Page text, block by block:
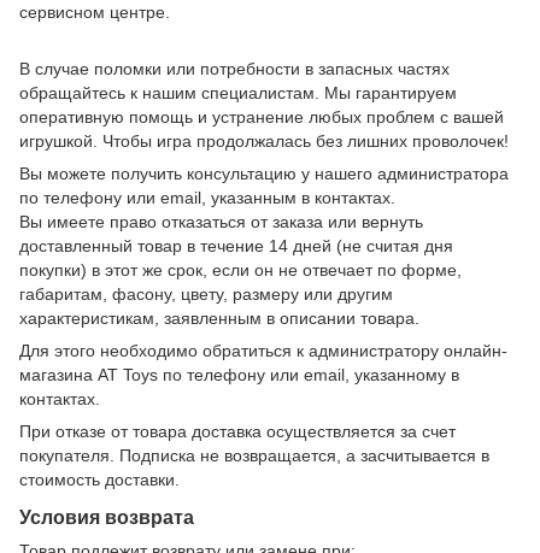
сервисном центре.
В случае поломки или потребности в запасных частях
обращайтесь к нашим специалистам. Мы гарантируем
оперативную помощь и устранение любых проблем с вашей
игрушкой. Чтобы игра продолжалась без лишних проволочек!
Вы можете получить консультацию у нашего администратора
по телефону или email, указанным в контактах.
Вы имеете право отказаться от заказа или вернуть
доставленный товар в течение 14 дней (не считая дня
покупки) в этот же срок, если он не отвечает по форме,
габаритам, фасону, цвету, размеру или другим
характеристикам, заявленным в описании товара.
Для этого необходимо обратиться к администратору онлайн-
магазина AT Toys по телефону или email, указанному в
контактах.
При отказе от товара доставка осуществляется за счет
покупателя. Подписка не возвращается, а засчитывается в
стоимость доставки.
Условия возврата